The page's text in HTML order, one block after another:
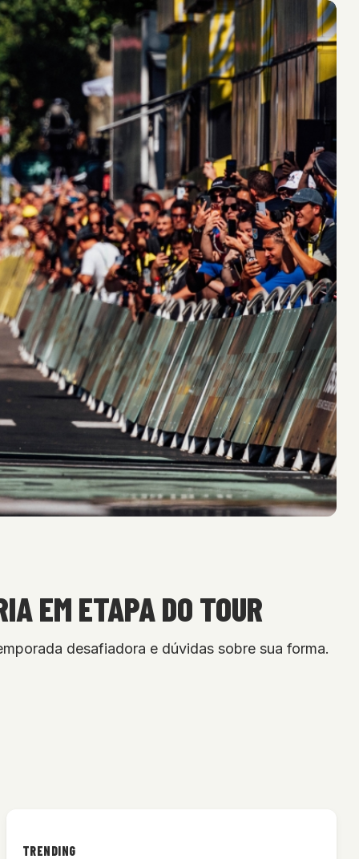
EM ETAPA DO TOUR
desafiadora e dúvidas sobre sua forma.
TRENDING